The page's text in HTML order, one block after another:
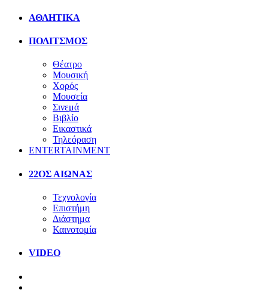
ΑΘΛΗΤΙΚΑ
ΠΟΛΙΤΣΜΟΣ
Θέατρο
Μουσική
Χορός
Μουσεία
Σινεμά
Βιβλίο
Εικαστικά
Τηλεόραση
ENTERTAINMENT
22ΟΣ ΑΙΩΝΑΣ
Τεχνολογία
Επιστήμη
Διάστημα
Καινοτομία
VIDEO